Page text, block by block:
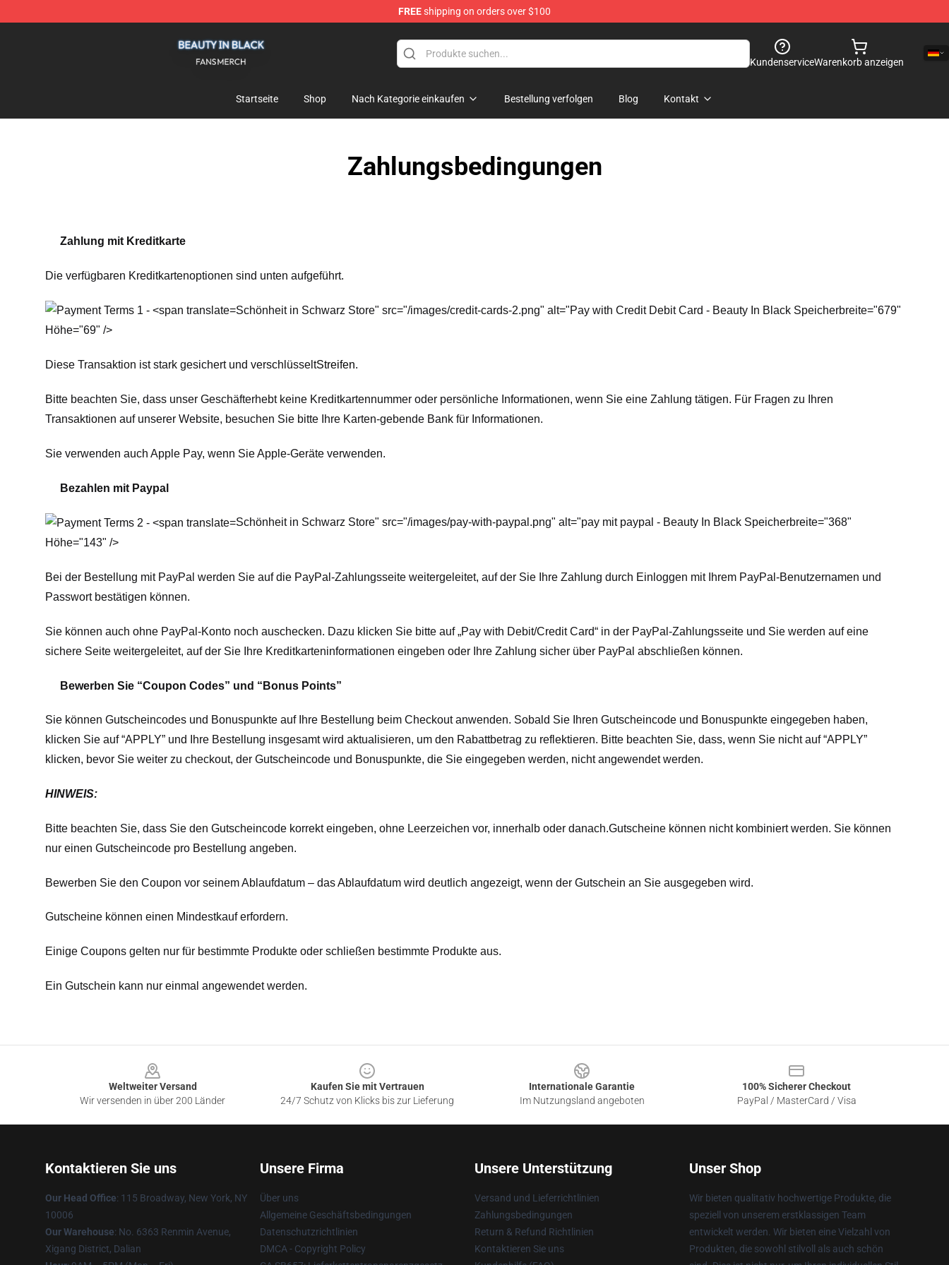
FREEshipping on orders over $100
KundenserviceWarenkorb anzeigen
Startseite Shop Nach Kategorie einkaufen Bestellung verfolgen Blog Kontakt
Zahlungsbedingungen
Zahlung mit Kreditkarte
Die verfügbaren Kreditkartenoptionen sind unten aufgeführt.
Schönheit in Schwarz Store" src="/images/credit-cards-2.png" alt="Pay with Credit Debit Card - Beauty In Black Speicherbreite="679"
Höhe="69" />
Diese Transaktion ist stark gesichert und verschlüsseltStreifen.
Bitte beachten Sie, dass unser Geschäfterhebt keine Kreditkartennummer oder persönliche Informationen, wenn Sie eine Zahlung tätigen. Für Fragen zu Ihren
Transaktionen auf unserer Website, besuchen Sie bitte Ihre Karten-gebende Bank für Informationen.
Sie verwenden auch Apple Pay, wenn Sie Apple-Geräte verwenden.
Bezahlen mit Paypal
Schönheit in Schwarz Store" src="/images/pay-with-paypal.png" alt="pay mit paypal - Beauty In Black Speicherbreite="368"
Höhe="143" />
Bei der Bestellung mit PayPal werden Sie auf die PayPal-Zahlungsseite weitergeleitet, auf der Sie Ihre Zahlung durch Einloggen mit Ihrem PayPal-Benutzernamen und
Passwort bestätigen können.
Sie können auch ohne PayPal-Konto noch auschecken. Dazu klicken Sie bitte auf „Pay with Debit/Credit Card“ in der PayPal-Zahlungsseite und Sie werden auf eine
sichere Seite weitergeleitet, auf der Sie Ihre Kreditkarteninformationen eingeben oder Ihre Zahlung sicher über PayPal abschließen können.
Bewerben Sie “Coupon Codes” und “Bonus Points”
Sie können Gutscheincodes und Bonuspunkte auf Ihre Bestellung beim Checkout anwenden. Sobald Sie Ihren Gutscheincode und Bonuspunkte eingegeben haben,
klicken Sie auf “APPLY” und Ihre Bestellung insgesamt wird aktualisieren, um den Rabattbetrag zu reflektieren. Bitte beachten Sie, dass, wenn Sie nicht auf “APPLY”
klicken, bevor Sie weiter zu checkout, der Gutscheincode und Bonuspunkte, die Sie eingegeben werden, nicht angewendet werden.
HINWEIS:
Bitte beachten Sie, dass Sie den Gutscheincode korrekt eingeben, ohne Leerzeichen vor, innerhalb oder danach.Gutscheine können nicht kombiniert werden. Sie können
nur einen Gutscheincode pro Bestellung angeben.
Bewerben Sie den Coupon vor seinem Ablaufdatum – das Ablaufdatum wird deutlich angezeigt, wenn der Gutschein an Sie ausgegeben wird.
Gutscheine können einen Mindestkauf erfordern.
Einige Coupons gelten nur für bestimmte Produkte oder schließen bestimmte Produkte aus.
Ein Gutschein kann nur einmal angewendet werden.
Weltweiter Versand
Wir versenden in über 200 Länder
Kaufen Sie mit Vertrauen
24/7 Schutz von Klicks bis zur Lieferung
Internationale Garantie
Im Nutzungsland angeboten
100% Sicherer Checkout
PayPal / MasterCard / Visa
Kontaktieren Sie uns
Our Head Office: 115 Broadway, New York, NY
10006
Our Warehouse: No. 6363 Renmin Avenue,
Xigang District, Dalian
Unsere Firma
Über uns
Allgemeine Geschäftsbedingungen
Datenschutzrichtlinien
DMCA - Copyright Policy
Unsere Unterstützung
Versand und Lieferrichtlinien
Zahlungsbedingungen
Return & Refund Richtlinien
Kontaktieren Sie uns
Unser Shop
Wir bieten qualitativ hochwertige Produkte, die
speziell von unserem erstklassigen Team
entwickelt werden. Wir bieten eine Vielzahl von
Produkten, die sowohl stilvoll als auch schön